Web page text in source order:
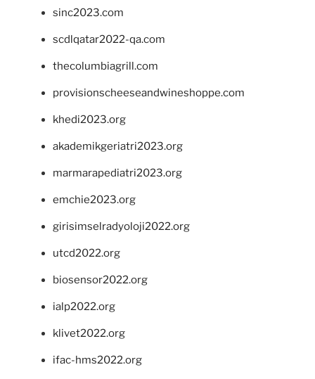
sinc2023.com
scdlqatar2022-qa.com
thecolumbiagrill.com
provisionscheeseandwineshoppe.com
khedi2023.org
akademikgeriatri2023.org
marmarapediatri2023.org
emchie2023.org
girisimselradyoloji2022.org
utcd2022.org
biosensor2022.org
ialp2022.org
klivet2022.org
ifac-hms2022.org